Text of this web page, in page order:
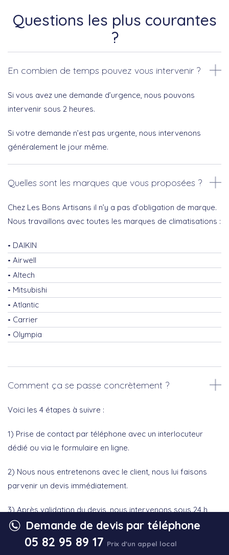
Questions les plus courantes
?
En combien de temps pouvez vous intervenir ?
Si vous avez une demande d’urgence, nous pouvons
intervenir sous 2 heures.
Si votre demande n’est pas urgente, nous intervenons
généralement le jour même.
Quelles sont les marques que vous proposées ?
Chez Les Bons Artisans il n’y a pas d’obligation de marque.
Nous travaillons avec toutes les marques de climatisations :
DAIKIN
Airwell
Altech
Mitsubishi
Atlantic
Carrier
Olympia
Comment ça se passe concrètement ?
Voici les 4 étapes à suivre :
1) Prise de contact par téléphone avec un interlocuteur
dédié ou via le formulaire en ligne.
2) Nous nous entretenons avec le client, nous lui faisons
parvenir un devis immédiatement.
3) Après validation du devis, nous intervenons sous 24 h
dans votre espace pour solutionner votre problème.
4) Notre service vous contacte pour s’assurer de la qualité
Demande de devis par téléphone
05 82 95 89 17 Prix d'un appel local